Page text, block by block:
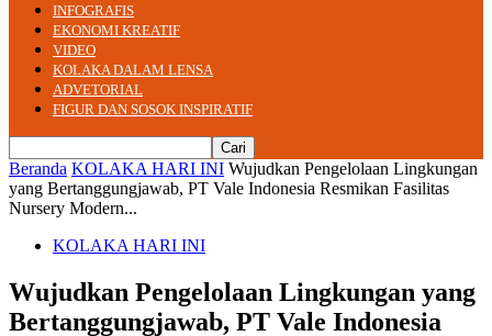
INFOGRAFIS
EKONOMI KREATIF
VIDEO
KOLAKA DALAM LENSA
ADVETORIAL
FIGUR DAN SOSOK INSPIRATIF
Beranda KOLAKA HARI INI Wujudkan Pengelolaan Lingkungan
yang Bertanggungjawab, PT Vale Indonesia Resmikan Fasilitas
Nursery Modern...
KOLAKA HARI INI
Wujudkan Pengelolaan Lingkungan yang
Bertanggungjawab, PT Vale Indonesia